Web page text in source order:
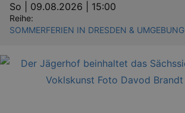
So | 09.08.2026 | 15:00
Reihe:
SOMMERFERIEN IN DRESDEN & UMGEBUNG